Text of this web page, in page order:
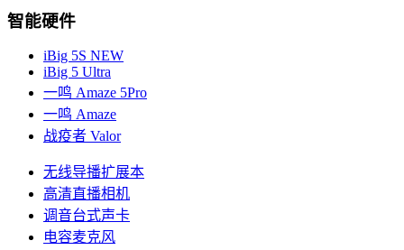
智能硬件
iBig 5S NEW
iBig 5 Ultra
一鸣 Amaze 5Pro
一鸣 Amaze
战疫者 Valor
无线导播扩展本
高清直播相机
调音台式声卡
电容麦克风